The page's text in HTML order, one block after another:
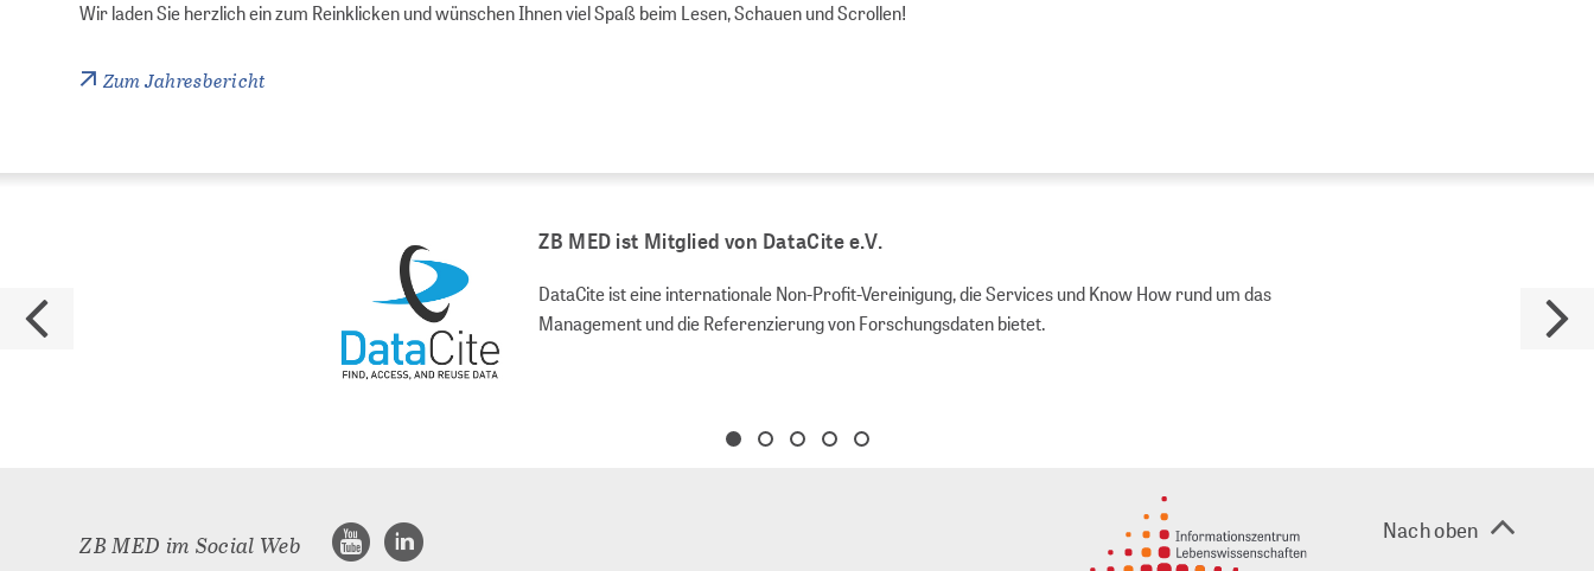
Wir laden Sie herzlich ein zum Reinklicken und wünschen Ihnen viel Spaß beim Lesen, Schauen und Scrollen!
Zum Jahresbericht
ZB MED ist Mitglied von DataCite e.V.
DataCite ist eine internationale Non-Profit-Vereinigung, die Services und Know How rund um das
Management und die Referenzierung von Forschungsdaten bietet.
ZB MED im Social Web Nach oben